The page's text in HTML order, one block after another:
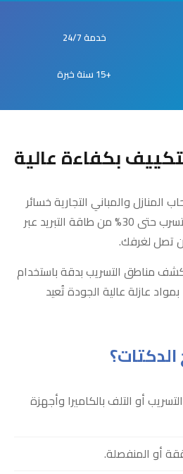
خدمة 24/7
+15 سنة خبرة
بكفاءة عالية
المنازل والمباني التجارية خسائر
طاقة هائلة، إذ يمكن أن تتسرب حتى 30% من طاقة التبريد عبر
تصل لغرفك.
مناطق التسريب بدقة باستخدام
عازلة عالية الجودة تُعيد
أو التلف بالكاميرا وأجهزة
أو المنفصلة.